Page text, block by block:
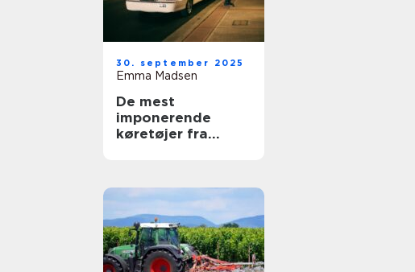
30. september 2025
Emma Madsen
De mest
imponerende
køretøjer fra